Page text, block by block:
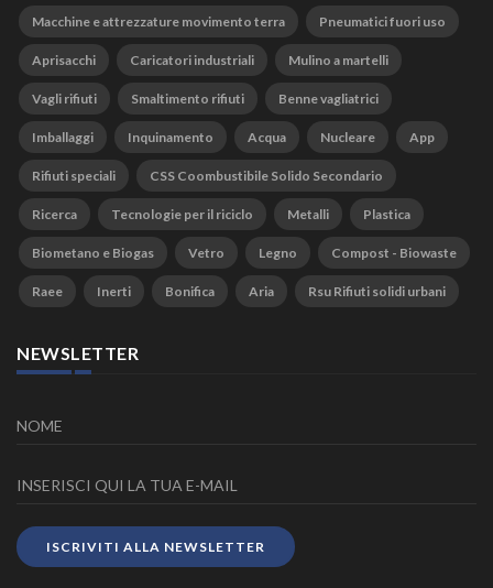
Macchine e attrezzature movimento terra Pneumatici fuori uso
Aprisacchi Caricatori industriali Mulino a martelli
Vagli rifiuti Smaltimento rifiuti Benne vagliatrici
Imballaggi Inquinamento Acqua Nucleare App
Rifiuti speciali CSS Coombustibile Solido Secondario
Ricerca Tecnologie per il riciclo Metalli Plastica
Biometano e Biogas Vetro Legno Compost - Biowaste
Raee Inerti Bonifica Aria Rsu Rifiuti solidi urbani
NEWSLETTER
ISCRIVITI ALLA NEWSLETTER